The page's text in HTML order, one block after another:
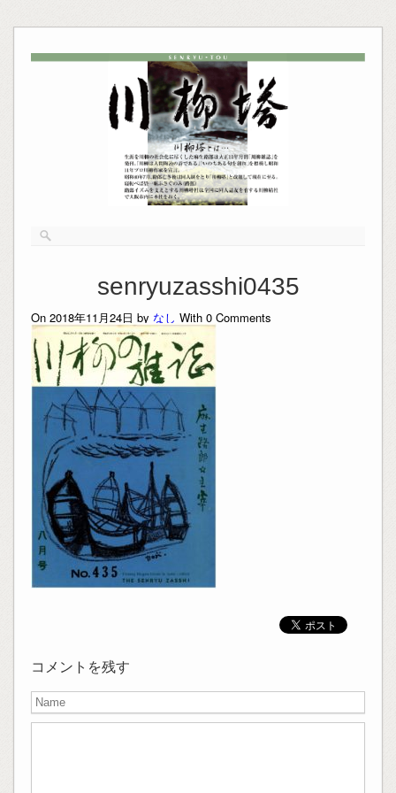
senryuzasshi0435
On 2018年11月24日 by なし With 0Comments
コメントを残す